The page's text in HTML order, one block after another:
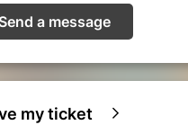
Send a message
my ticket